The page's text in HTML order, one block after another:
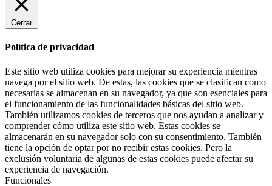
Cerrar
Política de privacidad
Este sitio web utiliza cookies para mejorar su experiencia mientras
navega por el sitio web. De estas, las cookies que se clasifican como
necesarias se almacenan en su navegador, ya que son esenciales para
el funcionamiento de las funcionalidades básicas del sitio web.
También utilizamos cookies de terceros que nos ayudan a analizar y
comprender cómo utiliza este sitio web. Estas cookies se
almacenarán en su navegador solo con su consentimiento. También
tiene la opción de optar por no recibir estas cookies. Pero la
exclusión voluntaria de algunas de estas cookies puede afectar su
experiencia de navegación.
Funcionales